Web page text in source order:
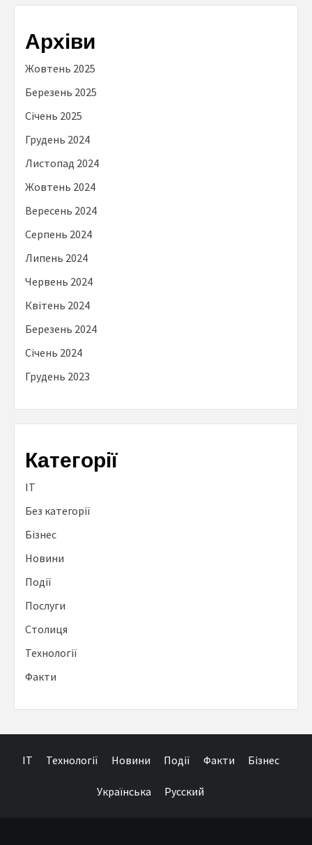
Архіви
Жовтень 2025
Березень 2025
Січень 2025
Грудень 2024
Листопад 2024
Жовтень 2024
Вересень 2024
Серпень 2024
Липень 2024
Червень 2024
Квітень 2024
Березень 2024
Січень 2024
Грудень 2023
Категорії
IT
Без категорії
Бізнес
Новини
Події
Послуги
Столиця
Технології
Факти
IT Технології Новини Події Факти Бізнес
Українська Русский